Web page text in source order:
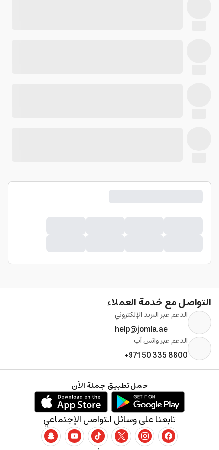
التواصل مع خدمة العملاء
الدعم عبر البريد الإلكتروني
help@jomla.ae
الدعم عبر واتس آب
+971 50 335 8800
تابعنا على وسائل التواصل الإجتماعي
حمل تطبيق جملة الآن